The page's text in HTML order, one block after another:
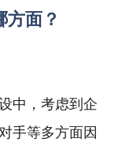
面？
中，考虑到企
手等多方面因